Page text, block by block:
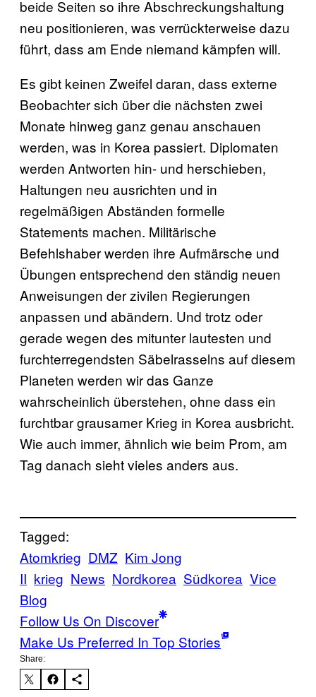
beide Seiten so ihre Abschreckungshaltung
neu positionieren, was verrückterweise dazu
führt, dass am Ende niemand kämpfen will.
Es gibt keinen Zweifel daran, dass externe
Beobachter sich über die nächsten zwei
Monate hinweg ganz genau anschauen
werden, was in Korea passiert. Diplomaten
werden Antworten hin- und herschieben,
Haltungen neu ausrichten und in
regelmäßigen Abständen formelle
Statements machen. Militärische
Befehlshaber werden ihre Aufmärsche und
Übungen entsprechend den ständig neuen
Anweisungen der zivilen Regierungen
anpassen und abändern. Und trotz oder
gerade wegen des mitunter lautesten und
furchterregendsten Säbelrasselns auf diesem
Planeten werden wir das Ganze
wahrscheinlich überstehen, ohne dass ein
furchtbar grausamer Krieg in Korea ausbricht.
Wie auch immer, ähnlich wie beim Prom, am
Tag danach sieht vieles anders aus.
Tagged:
Atomkrieg DMZ Kim Jong
II krieg News Nordkorea Südkorea Vice
Blog
Follow Us On Discover
Make Us Preferred In Top Stories
Share: